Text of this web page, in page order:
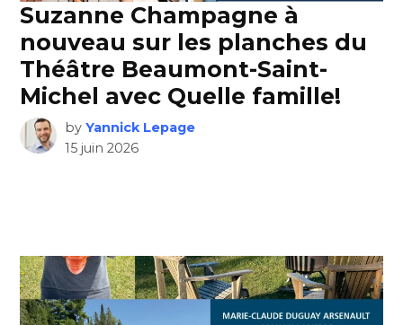
Suzanne Champagne à
nouveau sur les planches du
Théâtre Beaumont-Saint-
Michel avec Quelle famille!
by Yannick Lepage
15 juin 2026